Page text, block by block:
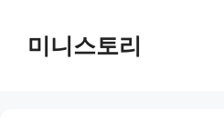
content미니스토리